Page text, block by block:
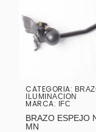
❮
CATEGORIA:
ILUMINACION
MARCA: IFC
BRAZO ESPEJO NPR 700 P
MN